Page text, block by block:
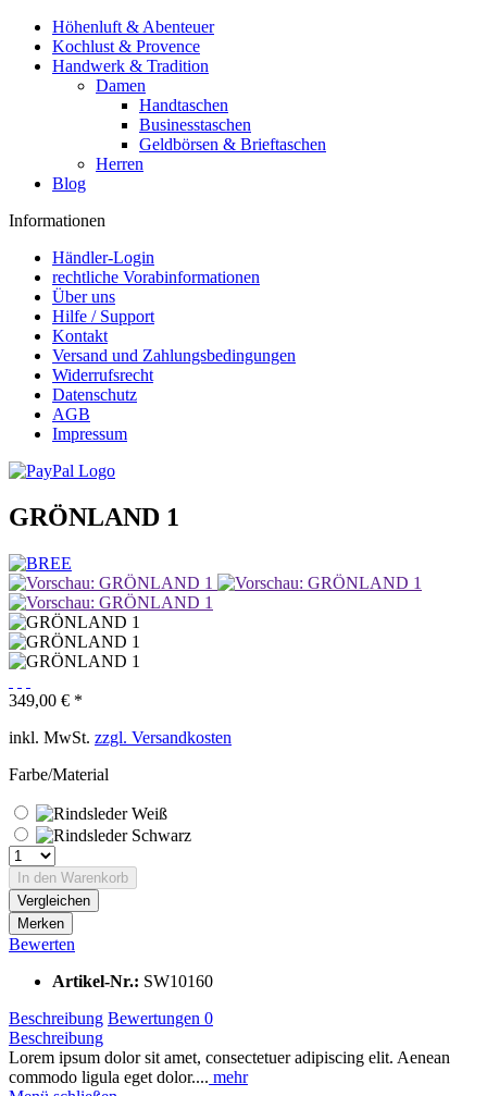
Höhenluft & Abenteuer
Kochlust & Provence
Handwerk & Tradition
Damen
Handtaschen
Businesstaschen
Geldbörsen & Brieftaschen
Herren
Blog
Informationen
Händler-Login
rechtliche Vorabinformationen
Über uns
Hilfe / Support
Kontakt
Versand und Zahlungsbedingungen
Widerrufsrecht
Datenschutz
AGB
Impressum
GRÖNLAND 1
349,00 € *
inkl. MwSt. zzgl. Versandkosten
Farbe/Material
In den Warenkorb
Vergleichen
Merken
Bewerten
Artikel-Nr.: SW10160
Beschreibung Bewertungen 0
Beschreibung
Lorem ipsum dolor sit amet, consectetuer adipiscing elit. Aenean
commodo ligula eget dolor.... mehr